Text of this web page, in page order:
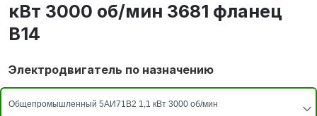
кВт 3000 об/мин 3681 фланец
В14
Электродвигатель по назначению